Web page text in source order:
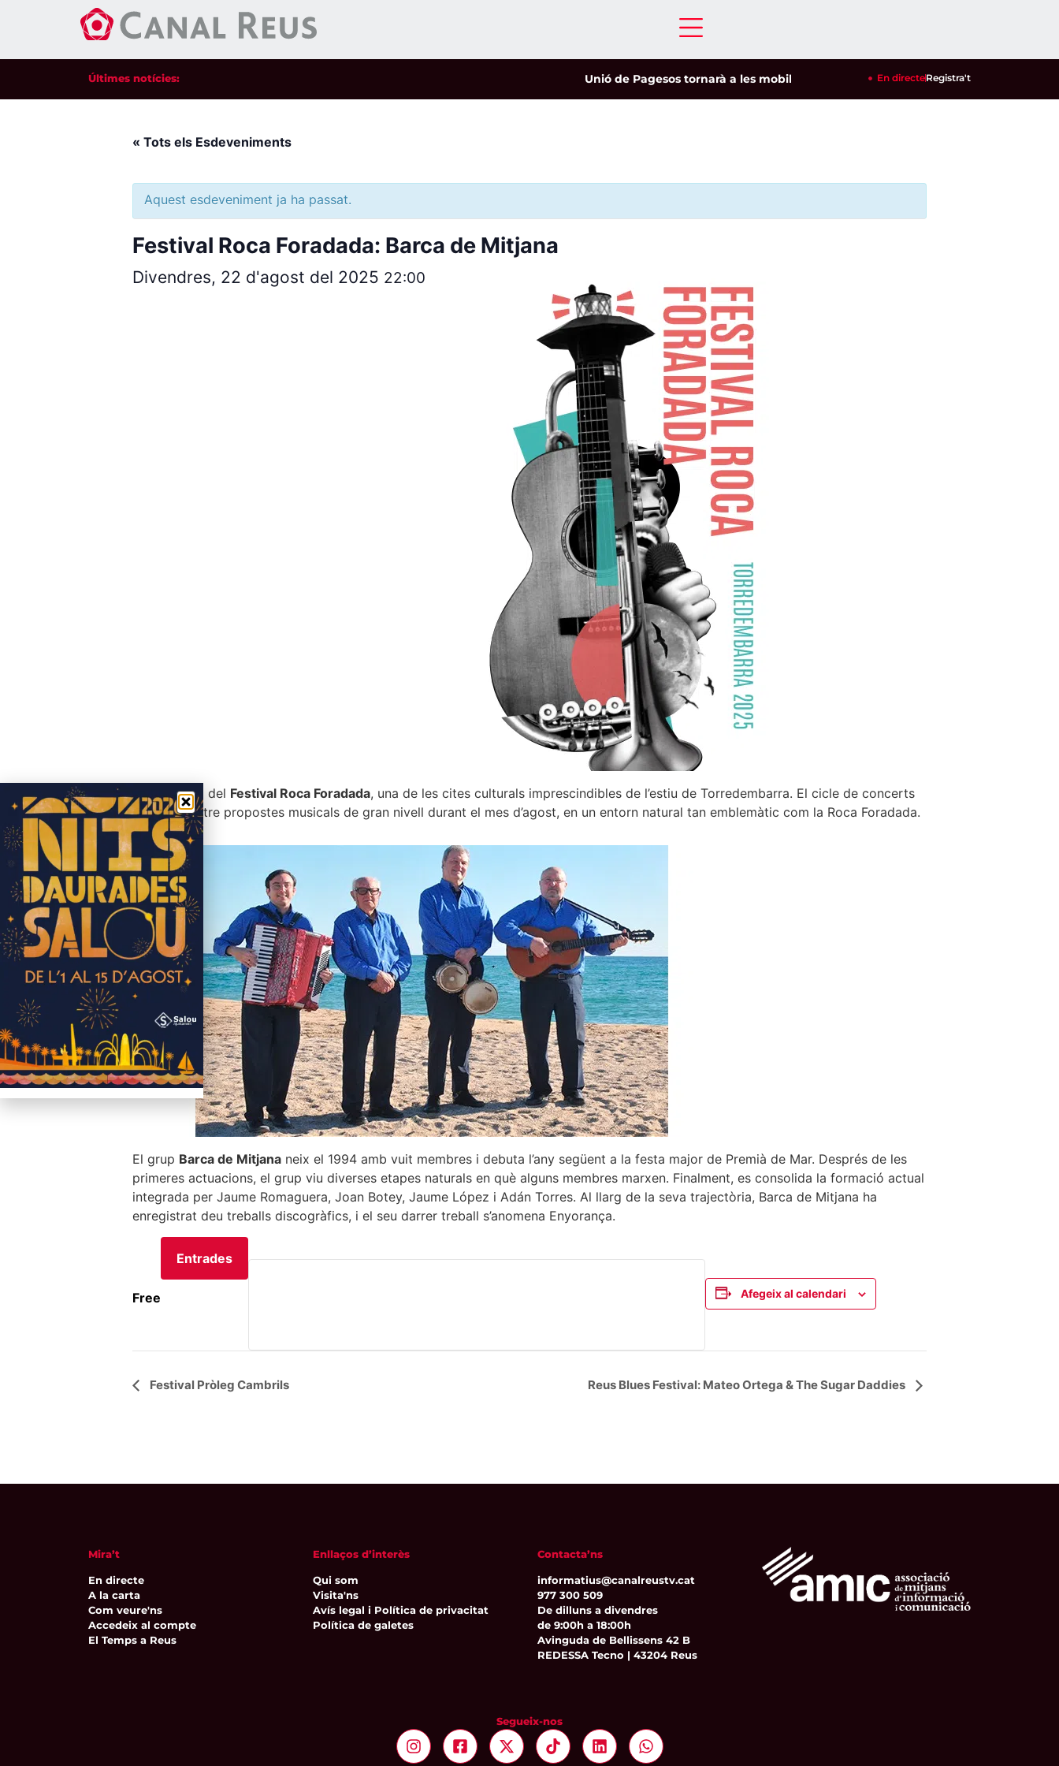
Últimes notícies: Unió de Pagesos tornarà a les mobilitzacions per defensar els cultius de la garrofa i
En directeRegistra't
« Tots els Esdeveniments
Aquest esdeveniment ja ha passat.
Festival Roca Foradada: Barca de Mitjana
Divendres, 22 d'agost del 2025 22:00
Nova edició del Festival Roca Foradada, una de les cites culturals imprescindibles de l’estiu de Torredembarra. El cicle de concerts
portarà quatre propostes musicals de gran nivell durant el mes d’agost, en un entorn natural tan emblemàtic com la Roca Foradada.
El grup Barca de Mitjana neix el 1994 amb vuit membres i debuta l’any següent a la festa major de Premià de Mar. Després de les
primeres actuacions, el grup viu diverses etapes naturals en què alguns membres marxen. Finalment, es consolida la formació actual
integrada per Jaume Romaguera, Joan Botey, Jaume López i Adán Torres. Al llarg de la seva trajectòria, Barca de Mitjana ha
enregistrat deu treballs discogràfics, i el seu darrer treball s’anomena Enyorança.
Free
Entrades
Afegeix al calendari
Navegació
Festival Pròleg Cambrils Reus Blues Festival: Mateo Ortega & The Sugar Daddies
Mira’t
En directe
A la carta
Com veure'ns
Accedeix al compte
El Temps a Reus
Enllaços d’interès
Qui som
Visita'ns
Avís legal i Política de privacitat
Política de galetes
Contacta’ns
informatius@canalreustv.cat
977 300 509
De dilluns a divendres
de 9:00h a 18:00h
Avinguda de Bellissens 42 B
REDESSA Tecno | 43204 Reus
Segueix-nos